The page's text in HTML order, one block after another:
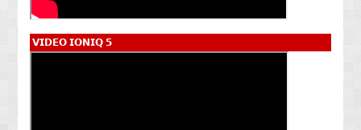
𝗩𝗜𝗗𝗘𝗢 𝗜𝗢𝗡𝗜𝗤 𝟱